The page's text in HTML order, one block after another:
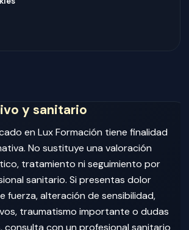
y sanitario
en Lux Formación tiene finalidad
No sustituye una valoración
tratamiento ni seguimiento por
sanitario. Si presentas dolor
fuerza, alteración de sensibilidad,
traumatismo importante o dudas
consulta con un profesional sanitario